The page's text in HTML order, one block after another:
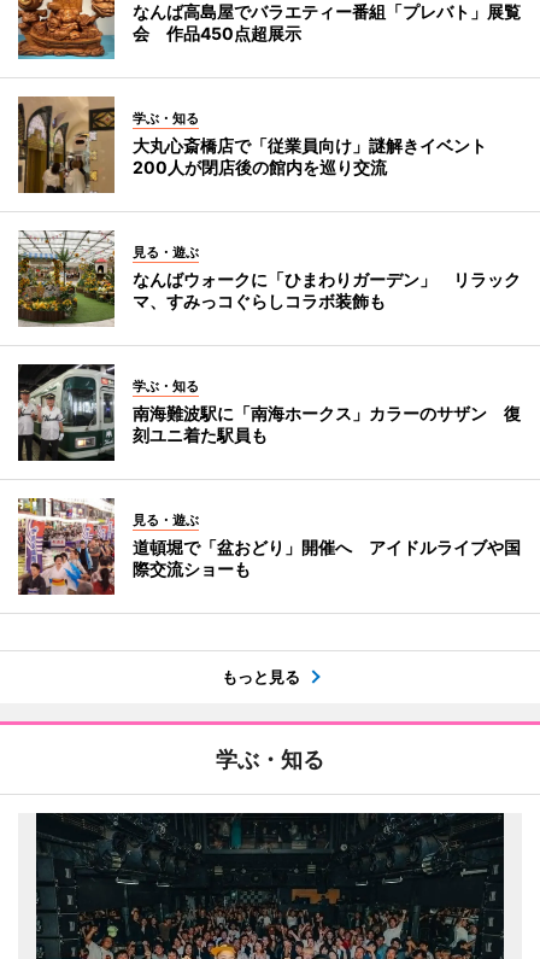
なんば高島屋でバラエティー番組「プレバト」展覧
会 作品450点超展示
学ぶ・知る
大丸心斎橋店で「従業員向け」謎解きイベント
200人が閉店後の館内を巡り交流
見る・遊ぶ
なんばウォークに「ひまわりガーデン」 リラック
マ、すみっコぐらしコラボ装飾も
学ぶ・知る
南海難波駅に「南海ホークス」カラーのサザン 復
刻ユニ着た駅員も
見る・遊ぶ
道頓堀で「盆おどり」開催へ アイドルライブや国
際交流ショーも
もっと見る
学ぶ・知る